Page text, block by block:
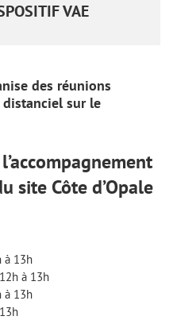
VAE
des réunions
sur le
site Côte d’Opale
à 13h
à 13h
à 13h